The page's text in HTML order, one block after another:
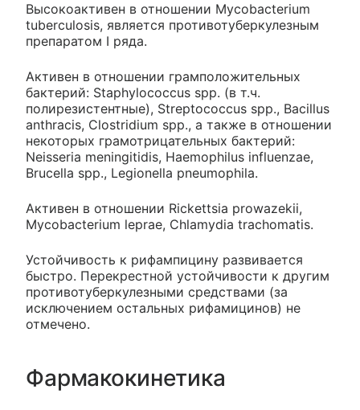
Высокоактивен в отношении Mycobacterium
tuberculosis, является противотуберкулезным
препаратом I ряда.
Активен в отношении грамположительных
бактерий: Staphylococcus spp. (в т.ч.
полирезистентные), Streptococcus spp., Bacillus
anthracis, Clostridium spp., а также в отношении
некоторых грамотрицательных бактерий:
Neisseria meningitidis, Haemophilus influenzae,
Brucella spp., Legionella pneumophila.
Активен в отношении Rickettsia prowazekii,
Mycobacterium leprae, Chlamydia trachomatis.
Устойчивость к рифампицину развивается
быстро. Перекрестной устойчивости к другим
противотуберкулезными средствами (за
исключением остальных рифамицинов) не
отмечено.
Фармакокинетика